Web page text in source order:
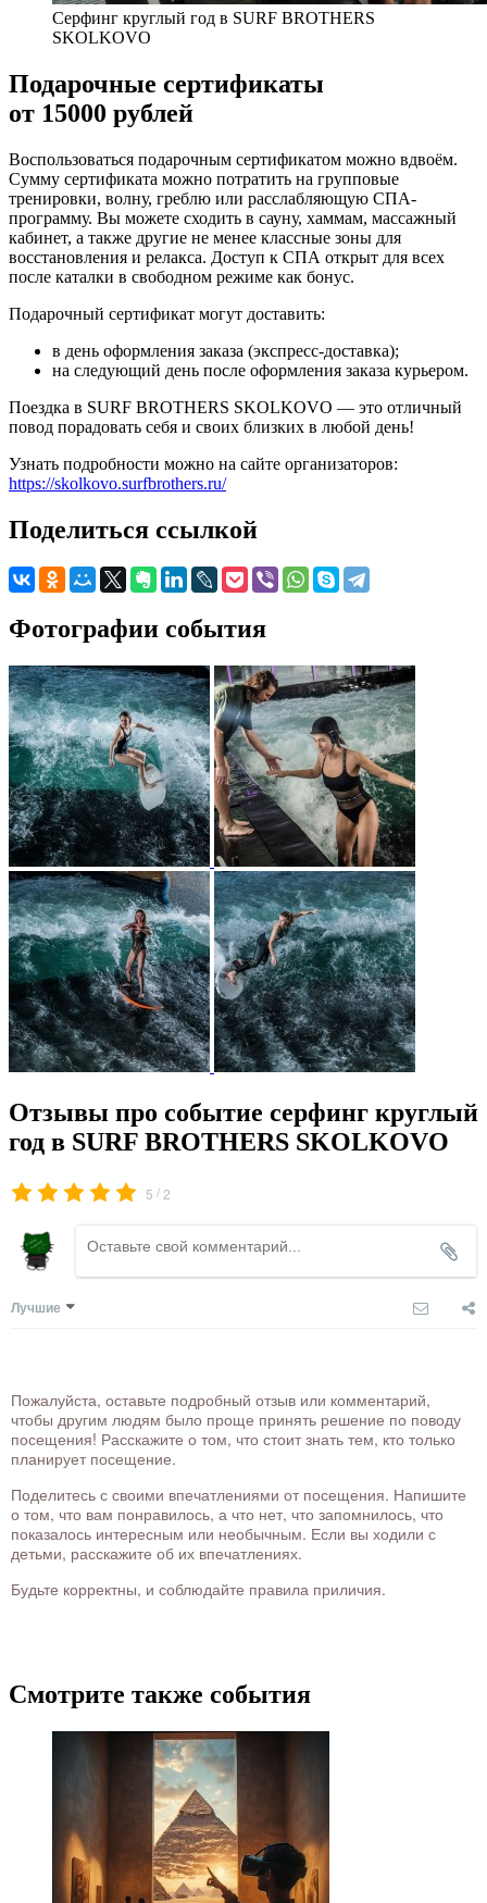
Серфинг круглый год в SURF BROTHERS
SKOLKOVO
Подарочные сертификаты
от 15000 рублей
Воспользоваться подарочным сертификатом можно вдвоём.
Сумму сертификата можно потратить на групповые
тренировки, волну, греблю или расслабляющую СПА-
программу. Вы можете сходить в сауну, хаммам, массажный
кабинет, а также другие не менее классные зоны для
восстановления и релакса. Доступ к СПА открыт для всех
после каталки в свободном режиме как бонус.
Подарочный сертификат могут доставить:
в день оформления заказа (экспресс-доставка);
на следующий день после оформления заказа курьером.
Поездка в SURF BROTHERS SKOLKOVO — это отличный
повод порадовать себя и своих близких в любой день!
Узнать подробности можно на сайте организаторов:
https://skolkovo.surfbrothers.ru/
Поделиться ссылкой
Фотографии события
Отзывы про событие серфинг круглый
год в SURF BROTHERS SKOLKOVO
5 /2
Лучшие
Пожалуйста, оставьте подробный отзыв или комментарий,
чтобы другим людям было проще принять решение по поводу
посещения! Расскажите о том, что стоит знать тем, кто только
планирует посещение.
Поделитесь с своими впечатлениями от посещения. Напишите
о том, что вам понравилось, а что нет, что запомнилось, что
показалось интересным или необычным. Если вы ходили с
детьми, расскажите об их впечатлениях.
Будьте корректны, и соблюдайте правила приличия.
Смотрите также события